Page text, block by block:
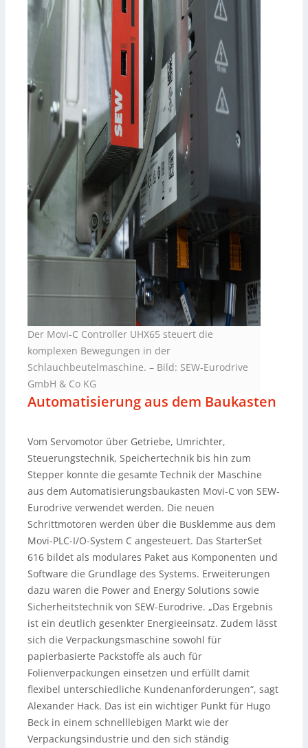
Der Movi-C Controller UHX65 steuert die
komplexen Bewegungen in der
Schlauchbeutelmaschine. – Bild: SEW-Eurodrive
GmbH & Co KG
Automatisierung aus dem Baukasten
Vom Servomotor über Getriebe, Umrichter,
Steuerungstechnik, Speichertechnik bis hin zum
Stepper konnte die gesamte Technik der Maschine
aus dem Automatisierungsbaukasten Movi-C von SEW-
Eurodrive verwendet werden. Die neuen
Schrittmotoren werden über die Busklemme aus dem
Movi-PLC-I/O-System C angesteuert. Das StarterSet
616 bildet als modulares Paket aus Komponenten und
Software die Grundlage des Systems. Erweiterungen
dazu waren die Power and Energy Solutions sowie
Sicherheitstechnik von SEW-Eurodrive. „Das Ergebnis
ist ein deutlich gesenkter Energieeinsatz. Zudem lässt
sich die Verpackungsmaschine sowohl für
papierbasierte Packstoffe als auch für
Folienverpackungen einsetzen und erfüllt damit
flexibel unterschiedliche Kundenanforderungen“, sagt
Alexander Hack. Das ist ein wichtiger Punkt für Hugo
Beck in einem schnelllebigen Markt wie der
Verpackungsindustrie und den sich ständig